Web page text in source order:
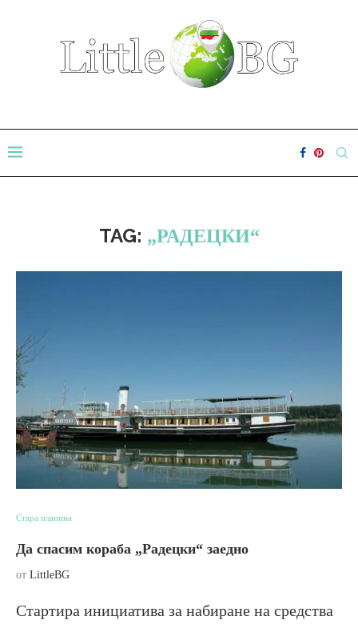
TAG: „РАДЕЦКИ“
Стара планина
Да спасим кораба „Радецки“ заедно
от LittleBG
Стартира инициатива за набиране на средства